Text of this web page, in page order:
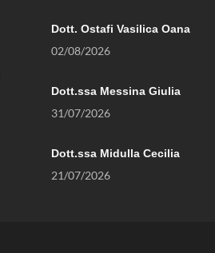
Dott. Ostafi Vasilica Oana
02/08/2026
Dott.ssa Messina Giulia
31/07/2026
Dott.ssa Midulla Cecilia
21/07/2026